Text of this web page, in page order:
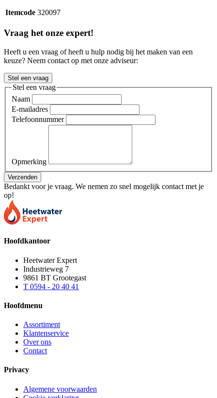
Itemcode 320097
Vraag het onze expert!
Heeft u een vraag of heeft u hulp nodig bij het maken van een
keuze? Neem contact op met onze adviseur:
Stel een vraag
Stel een vraag
Naam
E-mailadres
Telefoonnummer
Opmerking
Verzenden
Bedankt voor je vraag. We nemen zo snel mogelijk contact met je
op!
Hoofdkantoor
Heetwater Expert
Industrieweg 7
9861 BT Grootegast
T 0594 - 20 40 41
Hoofdmenu
Assortiment
Klantenservice
Over ons
Contact
Privacy
Algemene voorwaarden